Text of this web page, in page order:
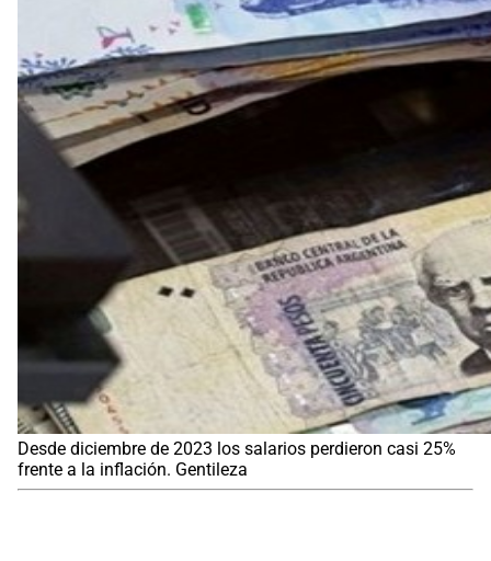
Desde diciembre de 2023 los salarios perdieron casi 25%
frente a la inflación. Gentileza